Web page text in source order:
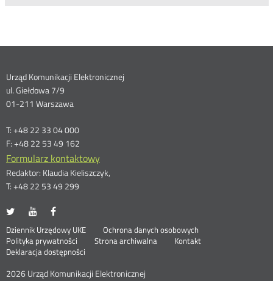
Dane
kontaktowe
Urząd Komunikacji Elektronicznej
ul. Giełdowa 7/9
01-211 Warszawa
T: +48 22 33 04 000
F: +48 22 53 49 162
Formularz kontaktowy
Redaktor: Klaudia Kieliszczyk,
T: +48 22 53 49 299
UKE
portalu
Twitter
Otwórz
nowym
oknie
UKE
portalu
Youtube
Otwórz
nowym
oknie
portalu
Facebook
nowym
oknie
Stopka
menu
Dziennik Urzędowy UKE Otwórz
Ochrona danych osobowych
Polityka prywatności
Otwórz
w
oknie
Strona archiwalna
Kontakt
Deklaracja dostępności
2026 Urząd Komunikacji Elektronicznej